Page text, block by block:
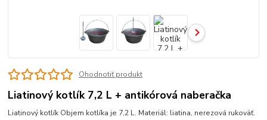
Ohodnotiť produkt
Liatinový kotlík 7,2 L + antikórová naberačka
Liatinový kotlík Objem kotlíka je 7,2 L. Materiál: liatina, nerezová rukoväť.